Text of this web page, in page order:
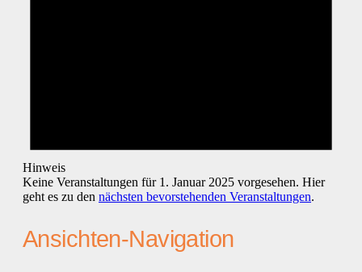
Hinweis
Keine Veranstaltungen für 1. Januar 2025 vorgesehen. Hier
geht es zu den nächsten bevorstehenden Veranstaltungen.
Ansichten-Navigation